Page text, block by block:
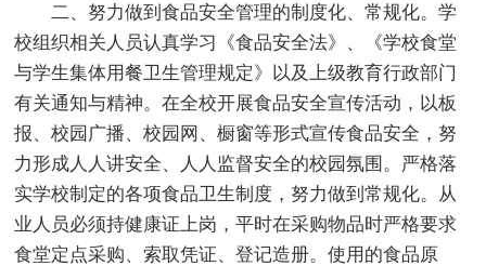
二、努力做到食品安全管理的制度化、常规化。学
校组织相关人员认真学习《食品安全法》、《学校食堂
与学生集体用餐卫生管理规定》以及上级教育行政部门
有关通知与精神。在全校开展食品安全宣传活动，以板
报、校园广播、校园网、橱窗等形式宣传食品安全，努
力形成人人讲安全、人人监督安全的校园氛围。严格落
实学校制定的各项食品卫生制度，努力做到常规化。从
业人员必须持健康证上岗，平时在采购物品时严格要求
食堂定点采购、索取凭证、登记造册。使用的食品原